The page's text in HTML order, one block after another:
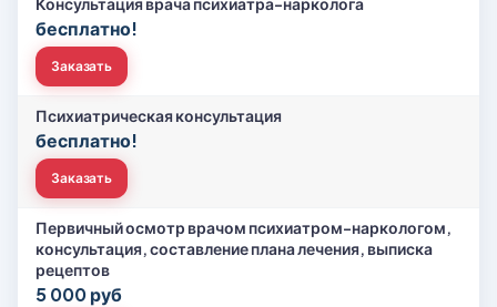
бесплатно!
Заказать
Психиатрическая консультация
бесплатно!
Заказать
Первичный осмотр врачом психиатром-наркологом,
консультация, составление плана лечения, выписка
рецептов
5 000 руб